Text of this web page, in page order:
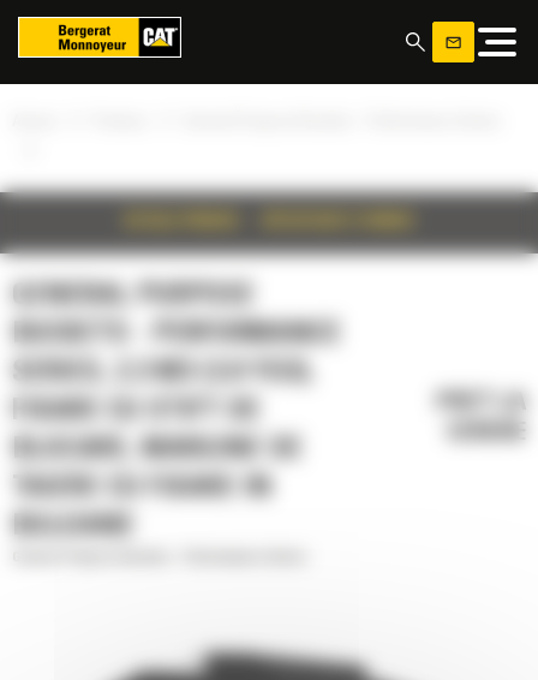
GENERAL PURPOSE
BUCKETS - PERFORMANCE
SERIES, 2.3 M3 (3.0 YD3),
FIXARE CU STIFT DE
BLOCARE, MARGINE DE
TAIERE CU FIXARE IN
BULOANE
Panoul de gestionare a panourilor cookie